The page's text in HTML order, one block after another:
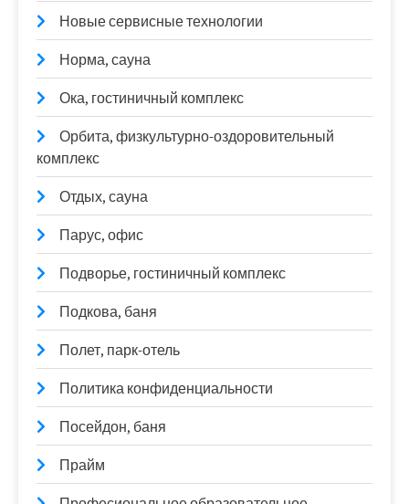
Новые сервисные технологии
Норма, сауна
Ока, гостиничный комплекс
Орбита, физкультурно-оздоровительный
комплекс
Отдых, сауна
Парус, офис
Подворье, гостиничный комплекс
Подкова, баня
Полет, парк-отель
Политика конфиденциальности
Посейдон, баня
Прайм